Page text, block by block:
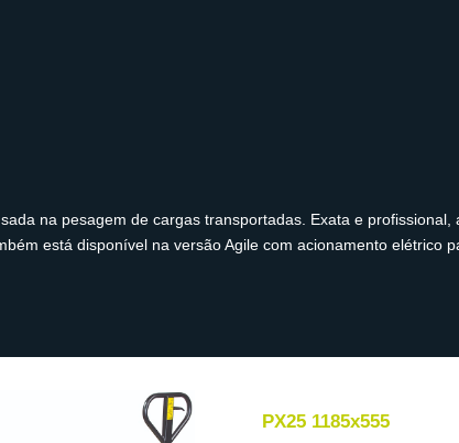
na pesagem de cargas transportadas. Exata e
está disponível na versão Agile com acionamento elétrico
PX25 1185x555